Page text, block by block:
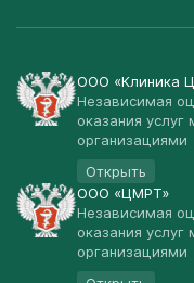
ООО «Клиника
Независимая
оказания
организациями
Открыть
ООО «ЦМРТ»
Независимая
оказания
организациями